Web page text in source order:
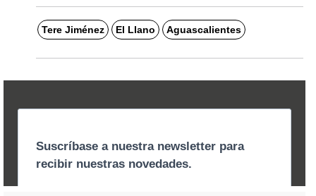
Tere Jiménez El Llano Aguascalientes